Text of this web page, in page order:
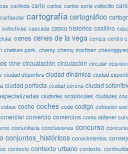
carlinda carlo carlos carlos soria vallecillo
cartasolar cartografía cartográfico
colectivas cascada casco historico casilino
cenes cenes de la vega ceniza centro
chelsea park. chemy chemy martinez
cine circualación circulación circular
ciudad deportiva ciudad dinámica ciudad
ciudad perfecta ciudad serena ciudad
ciudades ocasionales ciudades
cobos coche coches code codigo cohesion
comercio comercios como obtener
comunitaria conclusiones concurso
conjuntos_históricos conocimientos
contexto contexto urbano contexto.